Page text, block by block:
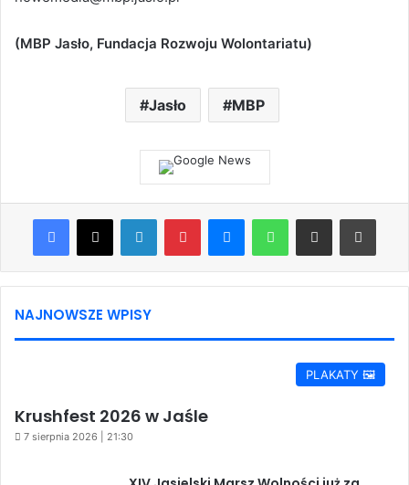
(MBP Jasło, Fundacja Rozwoju Wolontariatu)
Jasło MBP
Facebook
X LinkedInPinterestMessengerWhatsAppShare via Email Print
NAJNOWSZE WPISY
PLAKATY 🖼️
Krushfest 2026 w Jaśle
7 sierpnia 2026 | 21:30